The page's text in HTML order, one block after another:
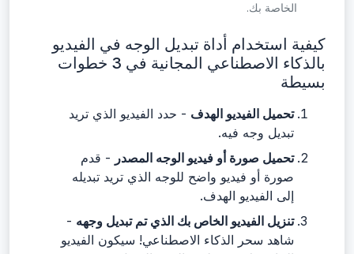
الخاصة بك.
كيفية استخدام أداة تبديل الوجه في الفيديو
بالذكاء الاصطناعي المجانية في 3 خطوات
بسيطة
تحميل الفيديو الهدف - حدد الفيديو الذي تريد
تبديل وجه فيه.
تحميل صورة أو فيديو الوجه المصدر - قدم
صورة أو فيديو واضح للوجه الذي تريد تبديله
إلى الفيديو الهدف.
تنزيل الفيديو الخاص بك الذي تم تبديل وجهه -
شاهد سحر الذكاء الاصطناعي! سيكون الفيديو